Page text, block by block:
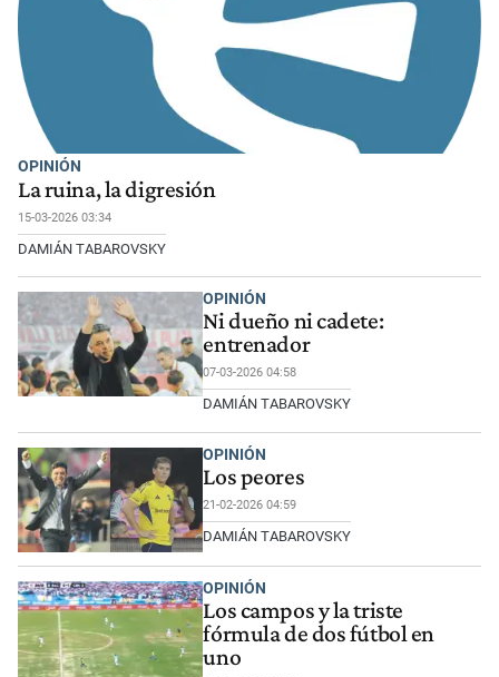
OPINIÓN
La ruina, la digresión
15-03-2026 03:34
DAMIÁN TABAROVSKY
OPINIÓN
Ni dueño ni cadete:
entrenador
07-03-2026 04:58
DAMIÁN TABAROVSKY
OPINIÓN
Los peores
21-02-2026 04:59
DAMIÁN TABAROVSKY
OPINIÓN
Los campos y la triste
fórmula de dos fútbol en
uno